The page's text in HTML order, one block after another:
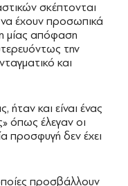
σκέπτονται
έχουν προσωπικά
μίας απόφαση
την
και
ήταν και είναι ένας
όπως έλεγαν οι
προσφυγή δεν έχει
προσβάλλουν